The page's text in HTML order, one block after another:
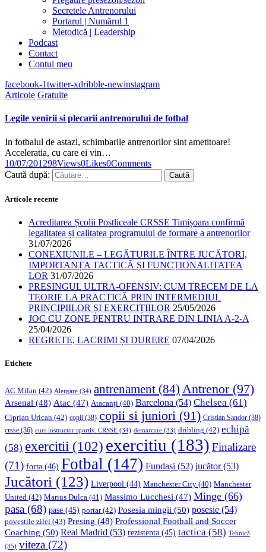
Secretele Antrenorului
Portarul | Numărul 1
Metodică | Leadership
Podcast
Contact
Contul meu
facebook-1twitter-xdribble-newinstagram
Articole Gratuite
Legile venirii si plecarii antrenorului de fotbal
In fotbalul de astazi, schimbarile antrenorilor sint ametitoare!
Acceleratia, cu care ei vin…
10/07/201298Views0Likes0Comments
Caută după:
Articole recente
Acreditarea Școlii Postliceale CRSSE Timișoara confirmă
legalitatea și calitatea programului de formare a antrenorilor
31/07/2026
CONEXIUNILE – LEGĂTURILE ÎNTRE JUCĂTORI,
IMPORTANȚA TACTICĂ ȘI FUNCȚIONALITATEA
LOR 31/07/2026
PRESINGUL ULTRA-OFENSIV: CUM TRECEM DE LA
TEORIE LA PRACTICĂ PRIN INTERMEDIUL
PRINCIPIILOR ȘI EXERCIȚIILOR 25/05/2026
JOC CU ZONE PENTRU INTRARE DIN LINIA A-2-A
25/04/2026
REGRETE, LACRIMI ȘI DURERE 07/04/2026
Etichete
AC Milan (42) Alergare (34) antrenament (84) Antrenor(97)
Arsenal (48) Atac (47) Atacanți (40) Barcelona (54) Chelsea (61)
Ciprian Urican (42) copii (38) copii si juniori (91) Cristian Sandor (38)
crsse (36) curs instructor sportiv. CRSSE (34) demarcare (33) dribling (42) echipă
(58) exercitii (102) exercitiu (183) Finalizare
(71) forta (46) Fotbal (147) Fundași (52) jucător(53)
Jucători (123) Liverpool (44) Manchester City (40) Manchester
United (42) Marius Dulca (41) Massimo Lucchesi (47) Minge (66)
pasa (68) pase (45) portar(42) Posesia mingii (50) posesie (54)
povestile zilei (43) Presing (48) Professional Football and Soccer
Coaching (50) Real Madrid (53) rezistenta (45) tactica (58) Tehnică
(35) viteza (72)